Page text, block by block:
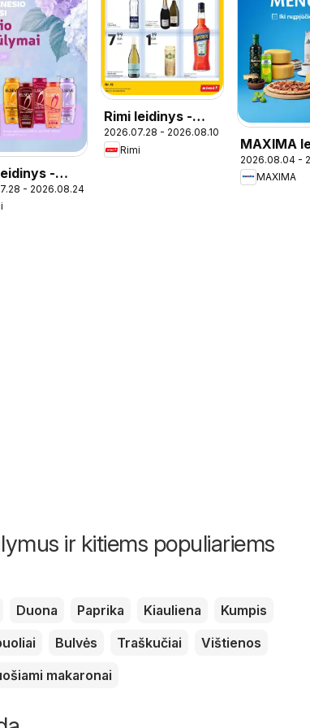
-
pasiūlymai
- 2026.08.24
Rimi leidinys -
Alkoholinių
gėrimų
2026.07.28 - 2026.08.10
Rimi
MAXIMA
- Italijos
2026.08.04 -
MAXIMA
ir kitiems populiariems
Duona Paprika Kiauliena
Kumpis
Bulvės Traškučiai
Vištienos
makaronai